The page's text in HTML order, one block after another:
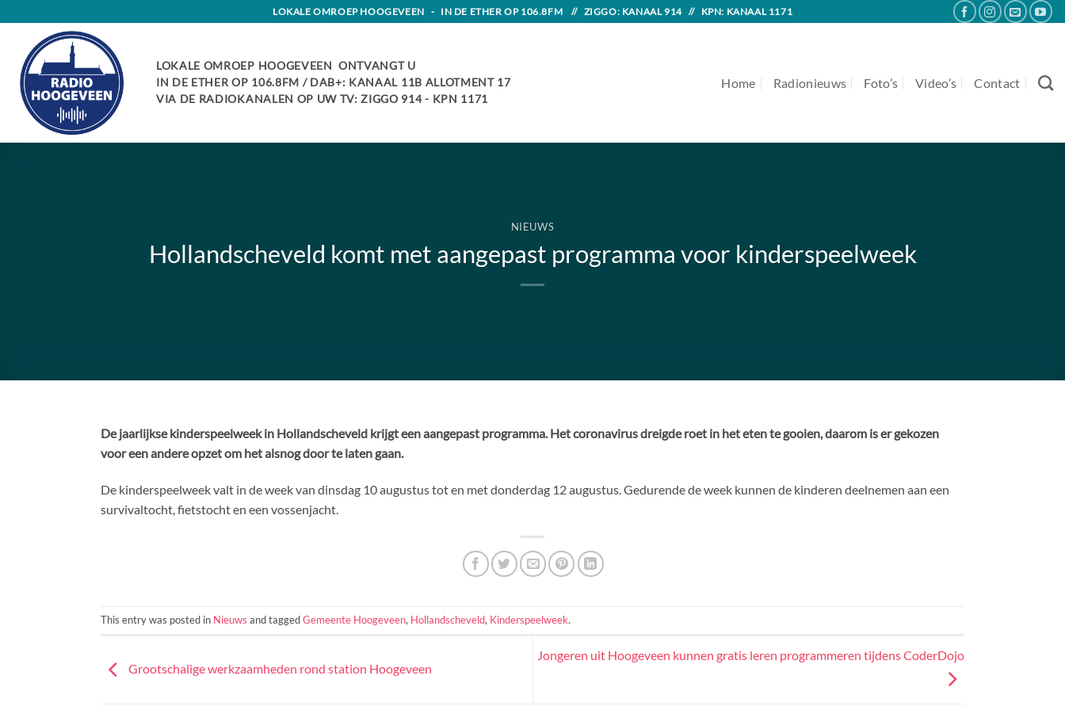
content
LOKALE OMROEP HOOGEVEEN - IN DE ETHER OP 106.8FM // ZIGGO: KANAAL 914 // KPN: KANAAL 1171
LOKALE OMROEP HOOGEVEEN ONTVANGT U
IN DE ETHER OP 106.8FM / DAB+: KANAAL 11B ALLOTMENT 17
VIA DE RADIOKANALEN OP UW TV: ZIGGO 914 - KPN 1171
Home Radionieuws Foto’s Video’s Contact
NIEUWS
Hollandscheveld komt met aangepast programma voor kinderspeelweek
De jaarlijkse kinderspeelweek in Hollandscheveld krijgt een aangepast programma. Het coronavirus dreigde roet in het eten te gooien, daarom is er gekozen
voor een andere opzet om het alsnog door te laten gaan.
De kinderspeelweek valt in de week van dinsdag 10 augustus tot en met donderdag 12 augustus. Gedurende de week kunnen de kinderen deelnemen aan een
survivaltocht, fietstocht en een vossenjacht.
This entry was posted in Nieuws and taggedGemeente Hoogeveen, Hollandscheveld, Kinderspeelweek.
Grootschalige werkzaamheden rond station Hoogeveen
Jongeren uit Hoogeveen kunnen gratis leren programmeren tijdens CoderDojo